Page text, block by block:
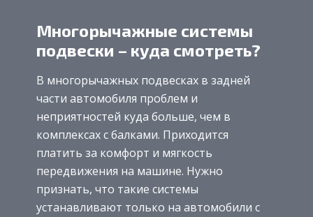
Многорычажные системы
подвески – куда смотреть?
В многорычажных подвесках в задней
части автомобиля проблем и
неприятностей куда больше, чем в
комплексах с балками. Приходится
платить за комфорт и мягкость
передвижения на машине. Нужно
признать, что такие системы
устанавливают только на автомобили с